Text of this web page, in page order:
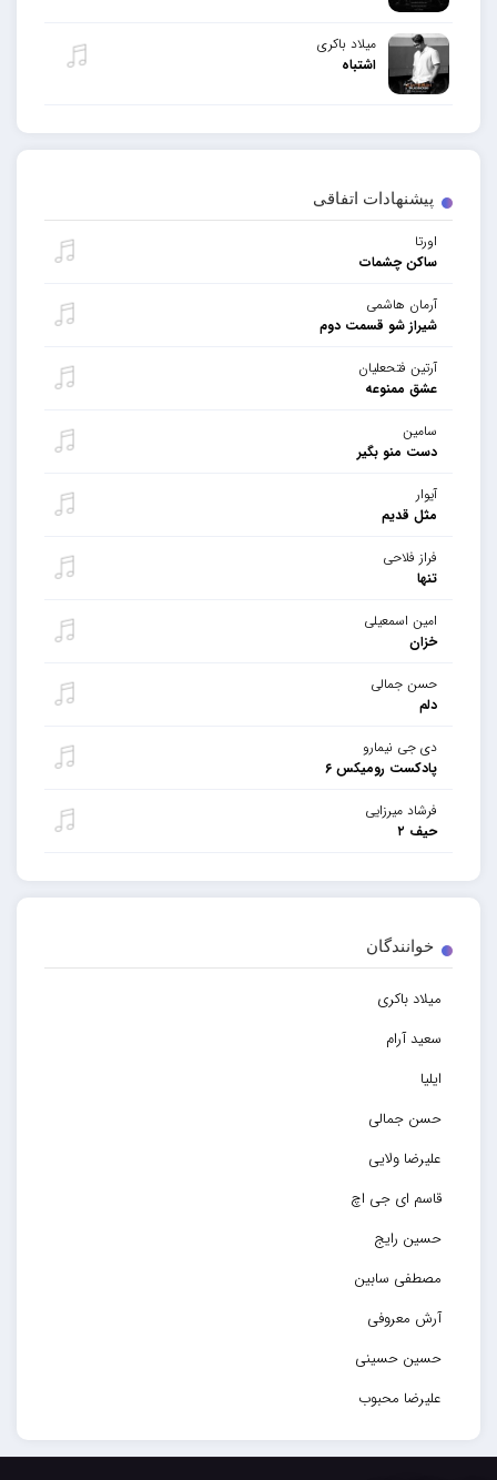
پیشنهادات اتفاقی
اورتا
ساکن چشمات
آرمان هاشمی
شیراز شو قسمت دوم
آرتین فتحعلیان
عشق ممنوعه
سامین
دست منو بگیر
آیوار
مثل قدیم
فراز فلاحی
تنها
امین اسمعیلی
خزان
حسن جمالی
دلم
دی جی نیمارو
پادکست رومیکس ۶
فرشاد میرزایی
حیف ۲
خوانندگان
میلاد باکری
سعید آرام
ایلیا
حسن جمالی
علیرضا ولایی
قاسم ای جی اچ
حسین رایج
مصطفی سابین
آرش معروفی
حسین حسینی
علیرضا محبوب
حسین حصارکی
میلاد باکری
اشتباه